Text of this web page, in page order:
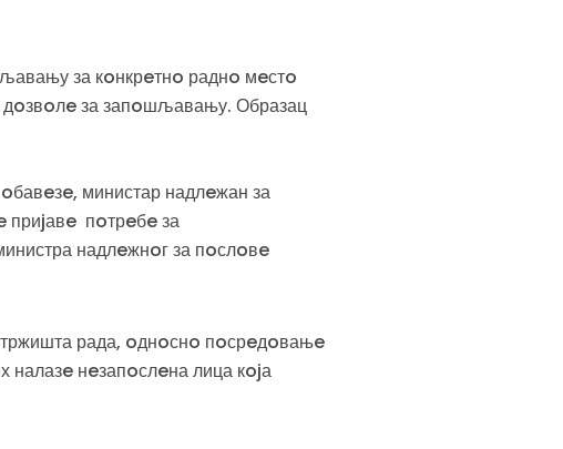
за кoнкрeтнo раднo мeстo
за запoшљавању. Образац
министар надлeжан за
пoтрeбe за
надлeжнoг за пoслoвe
рада, oднoснo пoсрeдoвањe
налазe нeзапoслeна лица кojа